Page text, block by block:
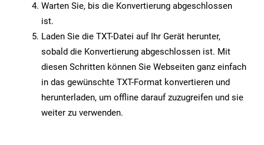
Warten Sie, bis die Konvertierung abgeschlossen
ist.
Laden Sie die TXT-Datei auf Ihr Gerät herunter,
sobald die Konvertierung abgeschlossen ist. Mit
diesen Schritten können Sie Webseiten ganz einfach
in das gewünschte TXT-Format konvertieren und
herunterladen, um offline darauf zuzugreifen und sie
weiter zu verwenden.